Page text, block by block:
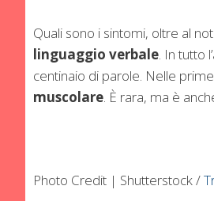
Quali sono i sintomi, oltre al
linguaggio verbale. In tutto
centinaio di parole. Nelle
muscolare. È rara, ma è
Photo Credit | Shutterstock /